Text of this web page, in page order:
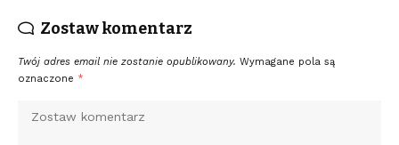
Zostaw komentarz
Twój adres email nie zostanie opublikowany. Wymagane pola są
oznaczone *